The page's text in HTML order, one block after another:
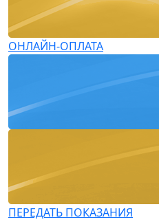
ОНЛАЙН-ОПЛАТА
ПЕРЕДАТЬ ПОКАЗАНИЯ